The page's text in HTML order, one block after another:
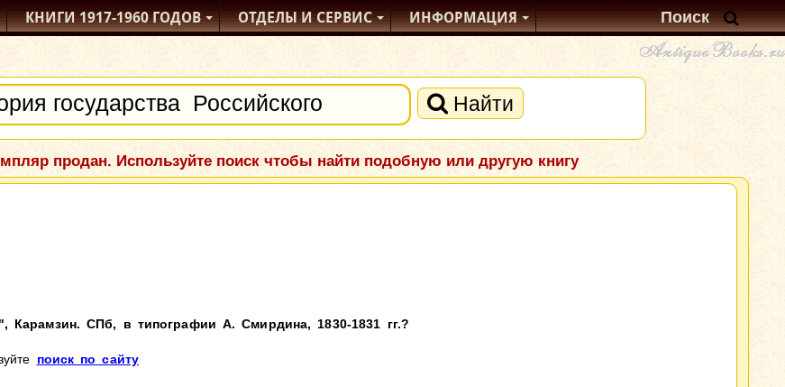
КНИГИ1917-1960ГОДОВ ОТДЕЛЫИ СЕРВИС ИНФОРМАЦИЯ
Найти
продан. Используйте поиск чтобы найти подобную или другую книгу
Карамзин. СПб, в типографии А. Смирдина, 1830-1831 гг.?
поиск по сайту